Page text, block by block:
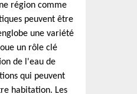
région comme
peuvent être
une variété
un rôle clé
de l'eau de
qui peuvent
habitation. Les